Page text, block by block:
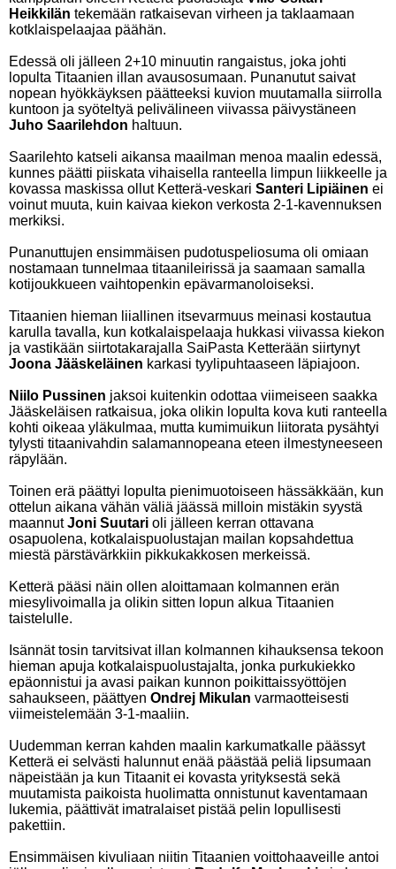
Heikkilän tekemään ratkaisevan virheen ja taklaamaan
kotklaispelaajaa päähän.
Edessä oli jälleen 2+10 minuutin rangaistus, joka johti
lopulta Titaanien illan avausosumaan. Punanutut saivat
nopean hyökkäyksen päätteeksi kuvion muutamalla siirrolla
kuntoon ja syöteltyä pelivälineen viivassa päivystäneen
Juho Saarilehdon haltuun.
Saarilehto katseli aikansa maailman menoa maalin edessä,
kunnes päätti piiskata vihaisella ranteella limpun liikkeelle ja
kovassa maskissa ollut Ketterä-veskari Santeri Lipiäinen ei
voinut muuta, kuin kaivaa kiekon verkosta 2-1-kavennuksen
merkiksi.
Punanuttujen ensimmäisen pudotuspeliosuma oli omiaan
nostamaan tunnelmaa titaanileirissä ja saamaan samalla
kotijoukkueen vaihtopenkin epävarmanoloiseksi.
Titaanien hieman liiallinen itsevarmuus meinasi kostautua
karulla tavalla, kun kotkalaispelaaja hukkasi viivassa kiekon
ja vastikään siirtotakarajalla SaiPasta Ketterään siirtynyt
Joona Jääskeläinen karkasi tyylipuhtaaseen läpiajoon.
Niilo Pussinen jaksoi kuitenkin odottaa viimeiseen saakka
Jääskeläisen ratkaisua, joka olikin lopulta kova kuti ranteella
kohti oikeaa yläkulmaa, mutta kumimuikun liitorata pysähtyi
tylysti titaanivahdin salamannopeana eteen ilmestyneeseen
räpylään.
Toinen erä päättyi lopulta pienimuotoiseen hässäkkään, kun
ottelun aikana vähän väliä jäässä milloin mistäkin syystä
maannutJoni Suutari oli jälleen kerran ottavana
osapuolena, kotkalaispuolustajan mailan kopsahdettua
miestä pärstävärkkiin pikkukakkosen merkeissä.
Ketterä pääsi näin ollen aloittamaan kolmannen erän
miesylivoimalla ja olikin sitten lopun alkua Titaanien
taistelulle.
Isännät tosin tarvitsivat illan kolmannen kihauksensa tekoon
hieman apuja kotkalaispuolustajalta, jonka purkukiekko
epäonnistui ja avasi paikan kunnon poikittaissyöttöjen
sahaukseen, päättyen Ondrej Mikulan varmaotteisesti
viimeistelemään 3-1-maaliin.
Uudemman kerran kahden maalin karkumatkalle päässyt
Ketterä ei selvästi halunnut enää päästää peliä lipsumaan
näpeistään ja kun Titaanit ei kovasta yrityksestä sekä
muutamista paikoista huolimatta onnistunut kaventamaan
lukemia, päättivät imatralaiset pistää pelin lopullisesti
pakettiin.
Ensimmäisen kivuliaan niitin Titaanien voittohaaveille antoi